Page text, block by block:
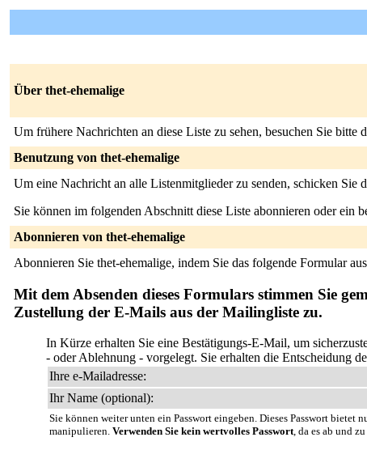
Über thet-ehemalige
Um frühere Nachrichten an diese Liste zu sehen, besuchen Sie bitte
Benutzung von thet-ehemalige
Um eine Nachricht an alle Listenmitglieder zu senden, schicken Sie
Sie können im folgenden Abschnitt diese Liste abonnieren oder ein
Abonnieren von thet-ehemalige
Abonnieren Sie thet-ehemalige, indem Sie das folgende Formular
Mit dem Absenden dieses Formulars stimmen Sie
Zustellung der E-Mails aus der Mailingliste zu.
In Kürze erhalten Sie eine Bestätigungs-E-Mail, um
- oder Ablehnung - vorgelegt. Sie erhalten die Entscheidung
Ihre e-Mailadresse:
Ihr Name (optional):
Sie können weiter unten ein Passwort eingeben. Dieses Passwort bietet
manipulieren. Verwenden Sie kein wertvolles Passwort, da es ab und